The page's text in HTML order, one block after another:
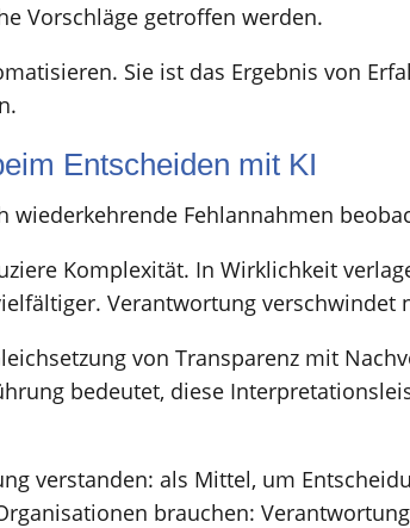
Vorschläge getroffen werden.
Sie ist das Ergebnis von
Entscheiden mit KI
wiederkehrende Fehlannahmen
Komplexität. In Wirklichkeit
Verantwortung verschwindet
von Transparenz mit
bedeutet, diese
verstanden: als Mittel, um
brauchen: